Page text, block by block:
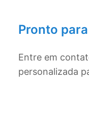
Pronto
Entre em
personalizada